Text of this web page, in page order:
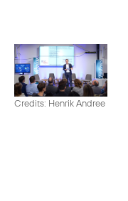
Credits: Henrik Andree